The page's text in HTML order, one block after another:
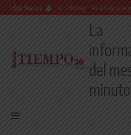
Saltar al contenido
Hot News
Juan Manuel Urtubey: “Acá hay que
La
del